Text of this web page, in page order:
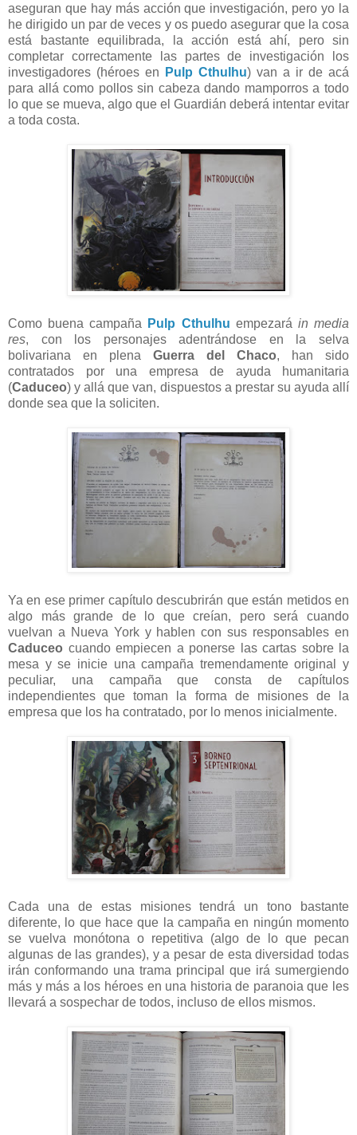
aseguran que hay más acción que investigación, pero yo la
he dirigido un par de veces y os puedo asegurar que la cosa
está bastante equilibrada, la acción está ahí, pero sin
completar correctamente las partes de investigación los
investigadores (héroes en
Pulp Cthulhu) van a ir de acá
para allá como pollos sin cabeza dando mamporros a todo
lo que se mueva, algo que el Guardián deberá intentar evitar
a toda costa.
Como buena campaña Pulp Cthulhu empezará in media
res, con los personajes adentrándose en la selva
bolivariana en plena Guerra del Chaco, han sido
contratados por una empresa de ayuda humanitaria
(Caduceo) y allá que van, dispuestos a prestar su ayuda allí
donde sea que la soliciten.
Ya en ese primer capítulo descubrirán que están metidos en
algo más grande de lo que creían, pero será cuando
vuelvan a Nueva York y hablen con sus responsables en
Caduceo cuando empiecen a ponerse las cartas sobre la
mesa y se inicie una campaña tremendamente original y
peculiar, una campaña que consta de capítulos
independientes que toman la forma de misiones de la
empresa que los ha contratado, por lo menos inicialmente.
Cada una de estas misiones tendrá un tono bastante
diferente, lo que hace que la campaña en ningún momento
se vuelva monótona o repetitiva (algo de lo que pecan
algunas de las grandes), y a pesar de esta diversidad todas
irán conformando una trama principal que irá sumergiendo
más y más a los héroes en una historia de paranoia que les
llevará a sospechar de todos, incluso de ellos mismos.